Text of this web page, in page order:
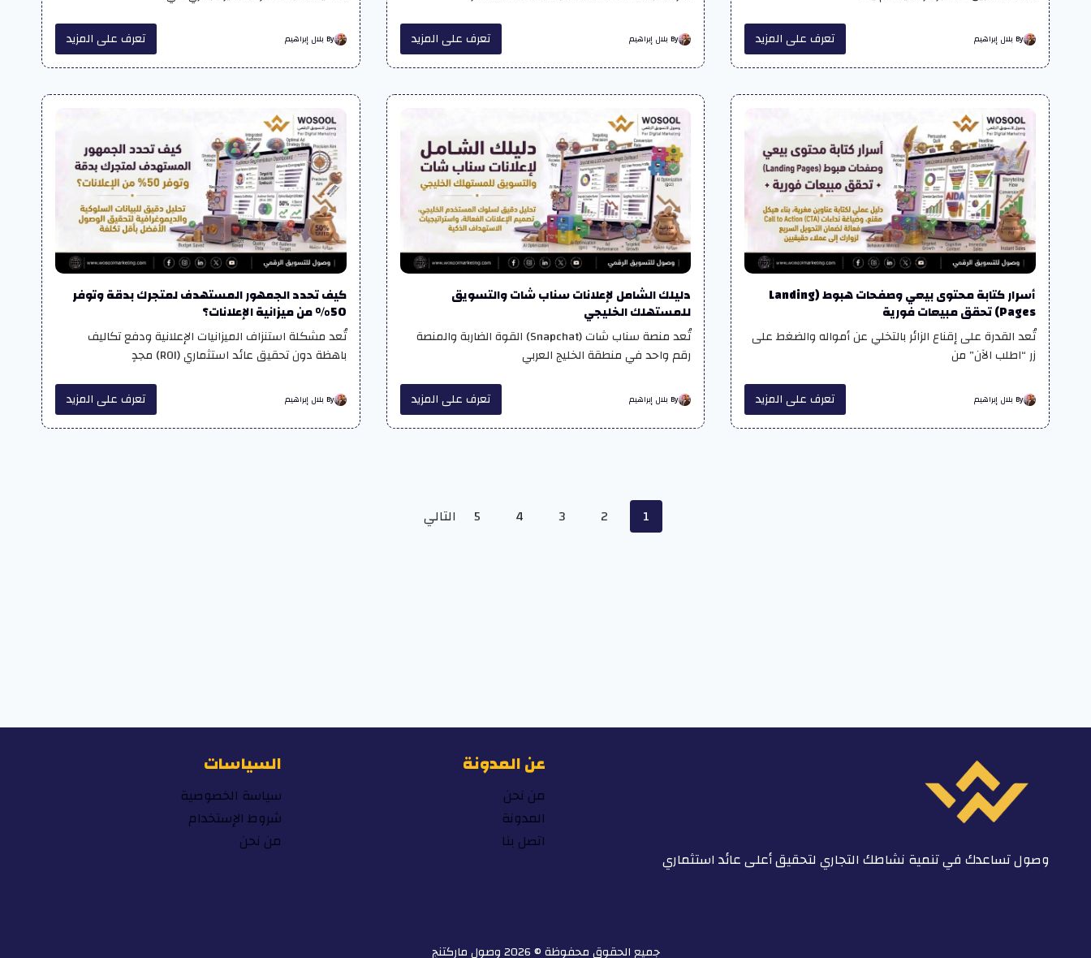
By بلال إبراهيم تعرف على المزيد By بلال إبراهيم تعرف على المزيد By بلال إبراهيم تعرف على المزيد
أسرار كتابة محتوى بيعي وصفحات هبوط (Landing
Pages) تحقق مبيعات فورية
تُعد القدرة على إقناع الزائر بالتخلي عن أمواله والضغط على
زر “اطلب الآن” من
By بلال إبراهيم تعرف على المزيد
دليلك الشامل لإعلانات سناب شات والتسويق
للمستهلك الخليجي
تُعد منصة سناب شات (Snapchat) القوة الضاربة والمنصة
رقم واحد في منطقة الخليج العربي
By بلال إبراهيم تعرف على المزيد
كيف تحدد الجمهور المستهدف لمتجرك بدقة وتوفر
50% من ميزانية الإعلانات؟
تُعد مشكلة استنزاف الميزانيات الإعلانية ودفع تكاليف
باهظة دون تحقيق عائد استثماري (ROI) مجدٍ
By بلال إبراهيم تعرف على المزيد
Posts
1
2
3
4
5 التالي
وصول تساعدك في تنمية نشاطك التجاري لتحقيق أعلى عائد استثماري
عن المدونة
من نحن
المدونة
اتصل بنا
السياسات
سياسة الخصوصية
شروط الإستخدام
من نحن
جميع الحقوق محفوظة © 2026 وصول ماركتنج